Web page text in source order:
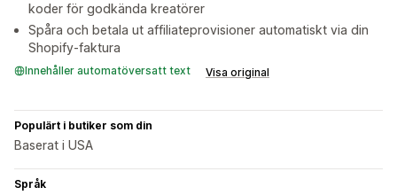
koder för godkända kreatörer
Spåra och betala ut affiliateprovisioner automatiskt via din
Shopify-faktura
Innehåller automatöversatt text Visa original
Populärt i butiker som din
Baserat i USA
Språk